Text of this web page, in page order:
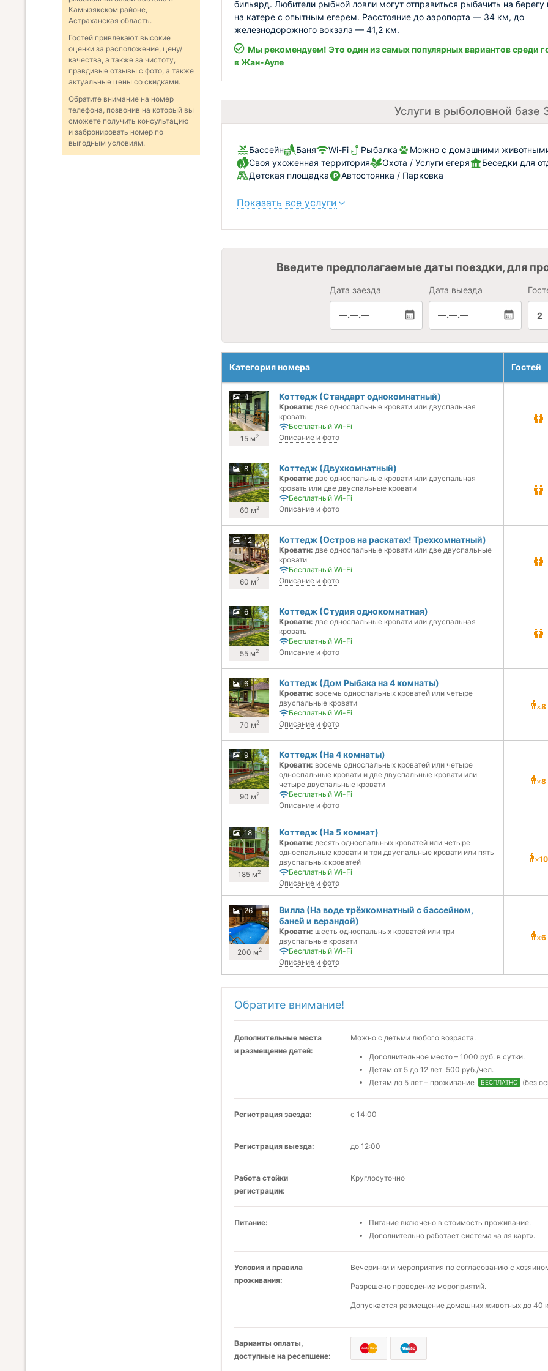
бильярд. Любители рыбной ловли могут отправиться рыбачить на берегу
на катере с опытным егерем. Расстояние до аэропорта — 34 км, до
железнодорожного вокзала — 41,2 км.
Мы рекомендуем! Это один из самых популярных вариантов среди
в Жан-Ауле
Услуги в рыболовной базе
Бассейн Баня Wi-Fi Рыбалка
Можно с домашними
Своя ухоженная территория
Охота / Услуги егеря
Беседки для
Детская площадка
Автостоянка / Парковка
Показать все услуги
Введите предполагаемые даты поездки, для
Дата заезда
—.—.—
Дата выезда
—.—.— 2
Категория номера Гостей
4
15 м2
Коттедж (Стандарт однокомнатный)
Кровати: две односпальные кровати или двуспальная
кровать
Бесплатный Wi-Fi
Описание и фото
8
60 м2
Коттедж (Двухкомнатный)
Кровати: две односпальные кровати или двуспальная
кровать или две двуспальные кровати
Бесплатный Wi-Fi
Описание и фото
12
60 м2
Коттедж (Остров на раскатах! Трехкомнатный)
Кровати: две односпальные кровати или две двуспальные
кровати
Бесплатный Wi-Fi
Описание и фото
6
55 м2
Коттедж (Студия однокомнатная)
Кровати: две односпальные кровати или двуспальная
кровать
Бесплатный Wi-Fi
Описание и фото
6
70 м2
Коттедж (Дом Рыбака на 4 комнаты)
Кровати: восемь односпальных кроватей или четыре
двуспальные кровати
Бесплатный Wi-Fi
Описание и фото
×8
9
90 м2
Коттедж (На 4 комнаты)
Кровати: восемь односпальных кроватей или четыре
односпальные кровати и две двуспальные кровати или
четыре двуспальные кровати
Бесплатный Wi-Fi
Описание и фото
×8
18
185 м2
Коттедж (На 5 комнат)
Кровати: десять односпальных кроватей или четыре
односпальные кровати и три двуспальные кровати или пять
двуспальных кроватей
Бесплатный Wi-Fi
Описание и фото
×10
26
200 м2
Вилла (На воде трёхкомнатный с бассейном,
баней и верандой)
Кровати: шесть односпальных кроватей или три
двуспальные кровати
Бесплатный Wi-Fi
Описание и фото
×6
Обратите внимание!
Дополнительные места
и размещение детей:
Можно с детьми любого возраста.
Дополнительное место – 1000 руб. в сутки.
Детям от 5 до 12 лет 500 руб./чел.
Детям до 5 лет – проживание
БЕСПЛАТНО (без
Регистрация заезда: с 14:00
Регистрация выезда: до 12:00
Работа стойки
регистрации:
Круглосуточно
Питание:
Питание включено в стоимость проживание.
Дополнительно работает система «а ля карт».
Условия и правила
проживания:
Вечеринки и мероприятия по согласованию с
Разрешено проведение мероприятий.
Допускается размещение домашних животных до 40
Варианты оплаты,
доступные на ресепшене:
Камызякском районе,
Астраханская область.
Гостей привлекают высокие
оценки за расположение, цену/
качества, а также за чистоту,
правдивые отзывы с фото, а также
актуальные цены со скидками.
Обратите внимание на номер
телефона, позвонив на который вы
сможете получить консультацию
и забронировать номер по
выгодным условиям.